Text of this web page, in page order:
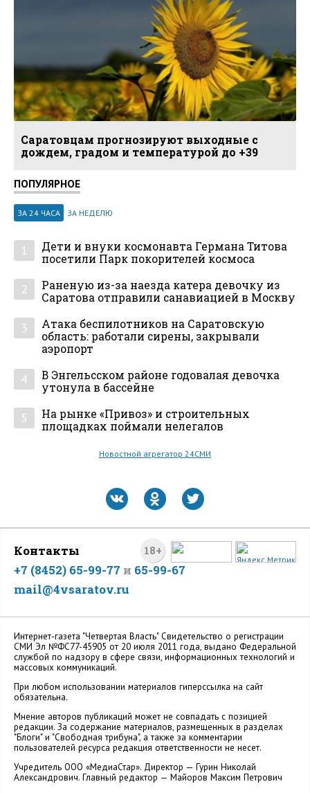
Саратовцам прогнозируют выходные с
дождем, градом и температурой до +39
ПОПУЛЯРНОЕ
ЗА 24 ЧАСА ЗА НЕДЕЛЮ
1
Дети и внуки космонавта Германа Титова
посетили Парк покорителей космоса
2
Раненую из-за наезда катера девочку из
Саратова отправили санавиацией в Москву
3
Атака беспилотников на Саратовскую
область: работали сирены, закрывали
аэропорт
4
В Энгельсском районе годовалая девочка
утонула в бассейне
5
На рынке «Привоз» и строительных
площадках поймали нелегалов
Новостной агрегатор 24СМИ
18+
Контакты
+7 (8452) 65-99-77 и 65-99-67
mail@4vsaratov.ru
Интернет-газета "Четвертая Власть" Cвидетельство о регистрации
СМИ Эл №ФС77-45905 от 20 июля 2011 года, выдано Федеральной
службой по надзору в сфере связи, информационных технологий и
массовых коммуникаций.
При любом использовании материалов гиперссылка на сайт
обязательна.
Мнение авторов публикаций может не совпадать с позицией
редакции. За содержание материалов, размещенных в разделах
"Блоги" и "Свободная трибуна", а также за комментарии
пользователей ресурса редакция ответственности не несет.
Учредитель ООО «МедиаСтар». Директор — Гурин Николай
Александрович. Главный редактор — Майоров Максим Петрович